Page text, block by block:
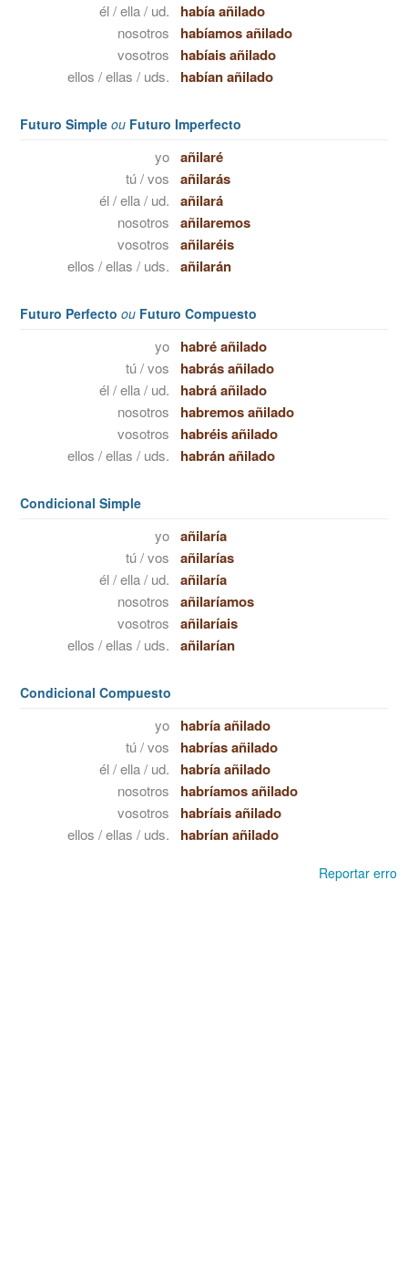
él / ella / ud. había añilado
nosotros habíamos añilado
vosotros habíais añilado
ellos / ellas / uds. habían añilado
Futuro Simple ou Futuro Imperfecto
yo añilaré
tú / vos añilarás
él / ella / ud. añilará
nosotros añilaremos
vosotros añilaréis
ellos / ellas / uds. añilarán
Futuro Perfecto ou Futuro Compuesto
yo habré añilado
tú / vos habrás añilado
él / ella / ud. habrá añilado
nosotros habremos añilado
vosotros habréis añilado
ellos / ellas / uds. habrán añilado
Condicional Simple
yo añilaría
tú / vos añilarías
él / ella / ud. añilaría
nosotros añilaríamos
vosotros añilaríais
ellos / ellas / uds. añilarían
Condicional Compuesto
yo habría añilado
tú / vos habrías añilado
él / ella / ud. habría añilado
nosotros habríamos añilado
vosotros habríais añilado
ellos / ellas / uds. habrían añilado
Reportar erro